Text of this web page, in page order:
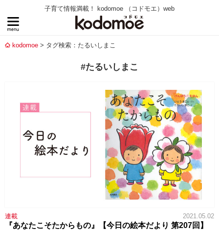
子育て情報満載！ kodomoe （コドモエ）web
kodomoe タグ検索：たるいしまこ
#たるいしまこ
連載 2021.05.02
『あなたこそたからもの』【今日の絵本だより 第207回】